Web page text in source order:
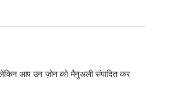
आप उन ज़ोन को मैनुअली संपादित कर